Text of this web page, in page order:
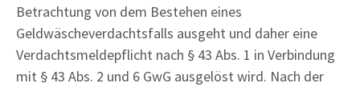
Betrachtung von dem Bestehen eines
Geldwäscheverdachtsfalls ausgeht und daher eine
Verdachtsmeldepflicht nach § 43 Abs. 1 in Verbindung
mit § 43 Abs. 2 und 6 GwG ausgelöst wird. Nach der